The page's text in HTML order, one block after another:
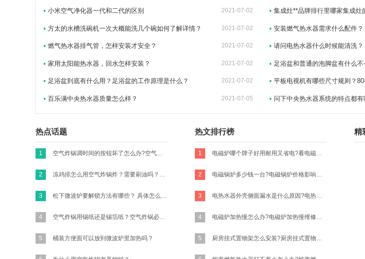
▪ 小米空气净化器一代和二代的区别 2021-07-02 ▪ 集成灶**品牌排行里哪家集成灶
▪ 方太的水槽洗碗机一次大概能洗几个碗如何了解详情？ 2021-07-02 ▪ 安装燃气热水器需求什么配件？
▪ 燃气热水器排气管，怎样安装才安全？ 2021-07-02 ▪ 请问电热水器什么时候能清洗？
▪ 家用太阳能热水器，回水怎样安装？ 2021-07-02 ▪ 足浴盆和普通的泡脚盆有什么不
▪ 足浴盆到底有什么用？足浴盆的工作原理是什么？ 2021-07-02 ▪ 平板电视机有哪些尺寸规则？80平
▪ 百乐满中央热水器质量怎么样？ 2021-07-05 ▪ 问下中央热水器系统的特点都有
热点话题
1 空气炸锅调时间的按钮坏了怎么办?空气炸锅的时间转扭不归零咋办？
2 冻鸡排怎么用空气炸锅炸？需要刷油吗？怎么做才好吃有味道？买新鲜的鸡胸肉的话怎么做？
3 松下微波炉要解锁方法有哪些？ 具体怎么操作？
4 空气炸锅用锡纸还是锡箔纸？空气炸锅必须要放锡纸吗?
5 桶装方便面可以放到微波炉里加热吗？
热文排行榜
1 电磁炉哪个牌子好用耐用又省电?看电磁炉质量的方法
2 电磁锅炉多少钱一台?电磁锅炉价格影响因素和市场价调查方法
3 电热水器外壳侧面漏水是什么原因?电热水器漏水原因和解决方法
4 电磁炉加热慢怎么办?电磁炉加热慢维修绝招
5 厨房挂式置物架怎么安装?厨房挂式置物架安装流程
精